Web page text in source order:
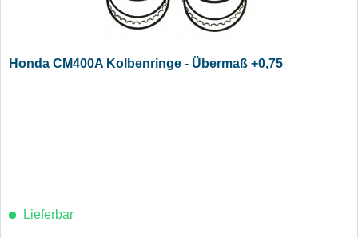
Honda CM400A Kolbenringe - Übermaß +0,75
Lieferbar